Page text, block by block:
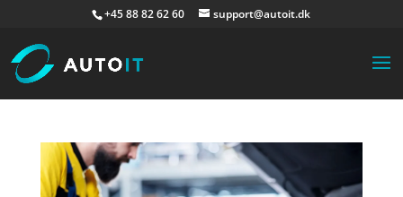
+45 88 82 62 60 support@autoit.dk